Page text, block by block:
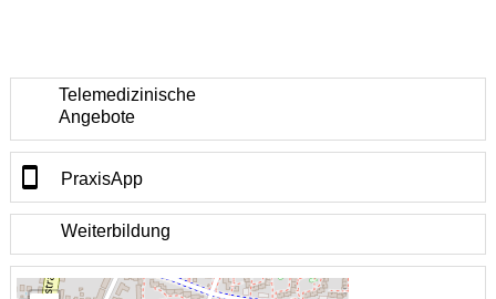
Telemedizinische
Angebote
PraxisApp
Weiterbildung